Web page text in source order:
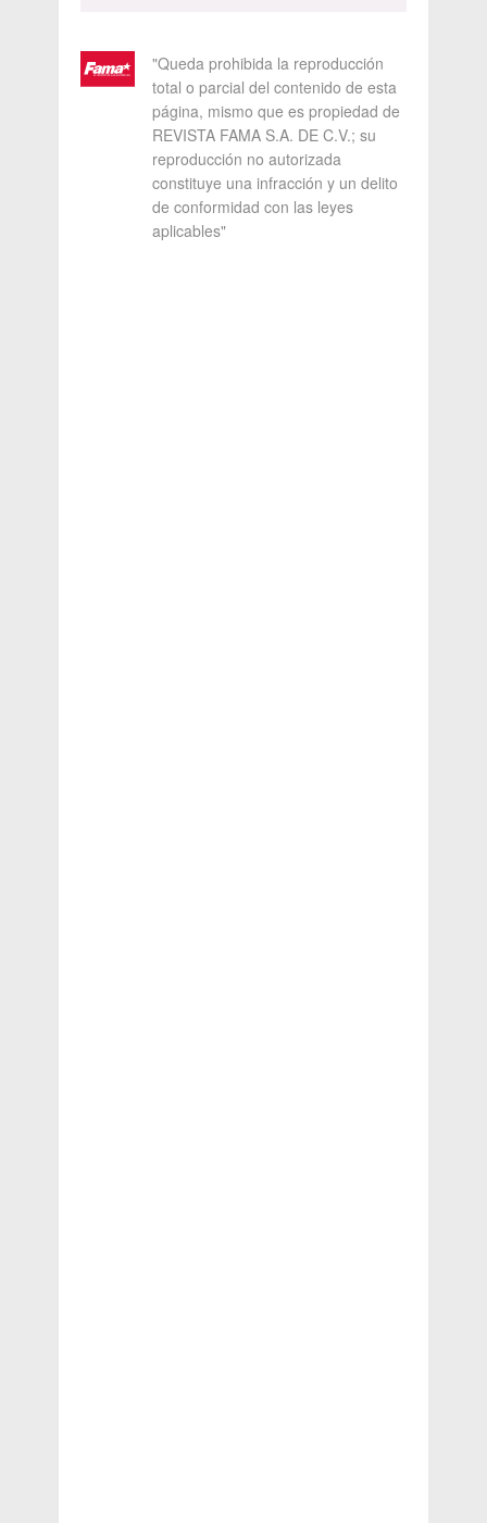
"Queda prohibida la reproducción
total o parcial del contenido de esta
página, mismo que es propiedad de
REVISTA FAMA S.A. DE C.V.; su
reproducción no autorizada
constituye una infracción y un delito
de conformidad con las leyes
aplicables"